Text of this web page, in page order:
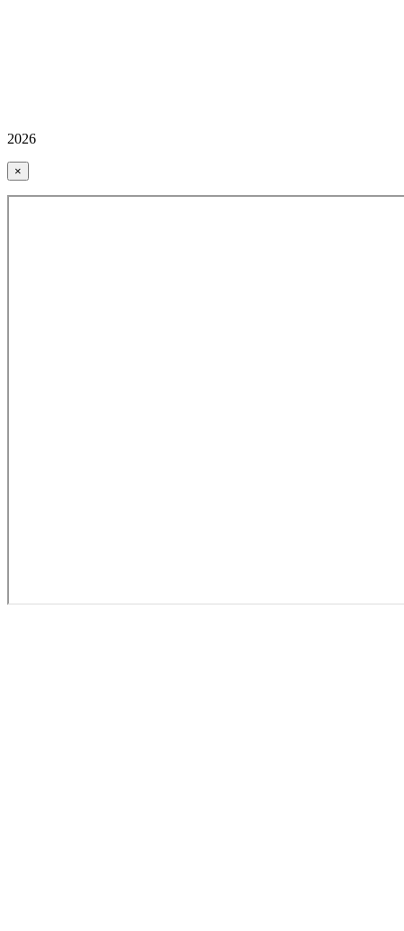
2026
×